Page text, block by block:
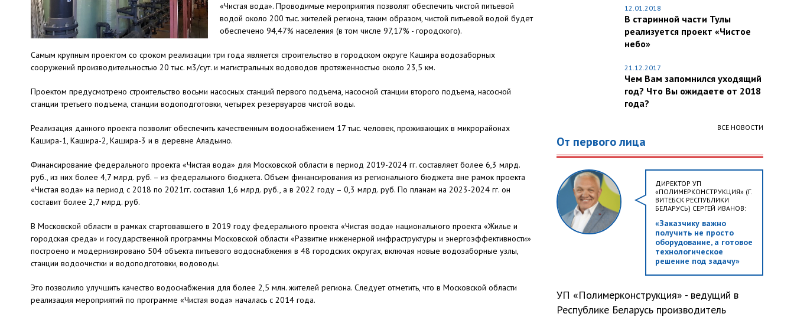
«Чистая вода». Проводимые мероприятия позволят обеспечить чистой питьевой
водой около 200 тыс. жителей региона, таким образом, чистой питьевой водой будет
обеспечено 94,47% населения (в том числе 97,17% - городского).
Самым крупным проектом со сроком реализации три года является строительство в городском округе Кашира водозаборных
сооружений производительностью 20 тыс. м3/сут. и магистральных водоводов протяженностью около 23,5 км.
Проектом предусмотрено строительство восьми насосных станций первого подъема, насосной станции второго подъема, насосной
станции третьего подъема, станции водоподготовки, четырех резервуаров чистой воды.
Реализация данного проекта позволит обеспечить качественным водоснабжением 17 тыс. человек, проживающих в микрорайонах
Кашира-1, Кашира-2, Кашира-3 и в деревне Аладьино.
Финансирование федерального проекта «Чистая вода» для Московской области в период 2019-2024 гг. составляет более 6,3 млрд.
руб., из них более 4,7 млрд. руб. – из федерального бюджета. Объем финансирования из регионального бюджета вне рамок проекта
«Чистая вода» на период с 2018 по 2021гг. составил 1,6 млрд. руб., а в 2022 году – 0,3 млрд. руб. По планам на 2023-2024 гг. он
составит более 2,7 млрд. руб.
В Московской области в рамках стартовавшего в 2019 году федерального проекта «Чистая вода» национального проекта «Жилье и
городская среда» и государственной программы Московской области «Развитие инженерной инфраструктуры и энергоэффективности»
построено и модернизировано 504 объекта питьевого водоснабжения в 48 городских округах, включая новые водозаборные узлы,
станции водоочистки и водоподготовки, водоводы.
Это позволило улучшить качество водоснабжения для более 2,5 млн. жителей региона. Следует отметить, что в Московской области
реализация мероприятий по программе «Чистая вода» началась с 2014 года.
12.01.2018
В старинной части Тулы
реализуется проект «Чистое
небо»
21.12.2017
Чем Вам запомнился уходящий
год? Что Вы ожидаете от 2018
года?
ВСЕ НОВОСТИ
От первого лица
ДИРЕКТОР УП
«ПОЛИМЕРКОНСТРУКЦИЯ» (Г.
ВИТЕБСК РЕСПУБЛИКИ
БЕЛАРУСЬ) СЕРГЕЙ ИВАНОВ:
«Заказчику важно
получить не просто
оборудование, а готовое
технологическое
решение под задачу»
УП «Полимерконструкция» - ведущий в
Республике Беларусь производитель